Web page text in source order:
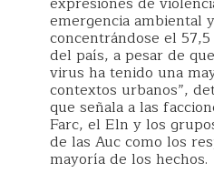
emergencia ambiental
concentrándose el
del país, a pesar de
virus ha tenido una
contextos urbanos”,
que señala a las
Farc, el Eln y los
de las Auc como los
mayoría de los hechos.